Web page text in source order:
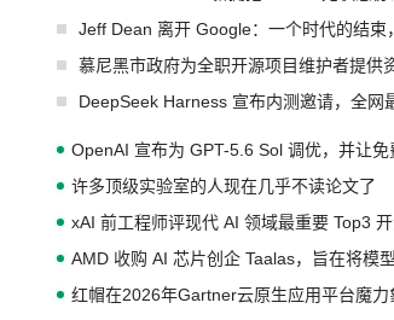
Jeff Dean 离开 Google：一个时代的结束
慕尼黑市政府为全职开源项目维护者提供
DeepSeek Harness 宣布内测邀请，全网
OpenAI 宣布为 GPT-5.6 Sol 调优，并让
许多顶级实验室的人现在几乎不读论文了
xAI 前工程师评现代 AI 领域最重要 Top3 开
AMD 收购 AI 芯片创企 Taalas，旨在将模
红帽在2026年Gartner云原生应用平台魔